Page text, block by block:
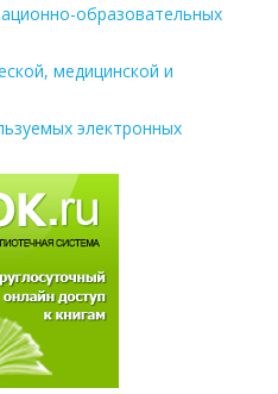
образовательных
медицинской и
электронных